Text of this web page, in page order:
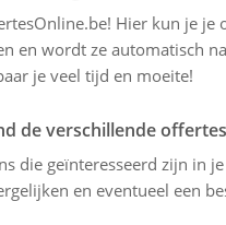
Hier kun je
en wordt ze automatisch
je veel tijd en moeite!
de verschillende
die geïnteresseerd zijn in
en eventueel een